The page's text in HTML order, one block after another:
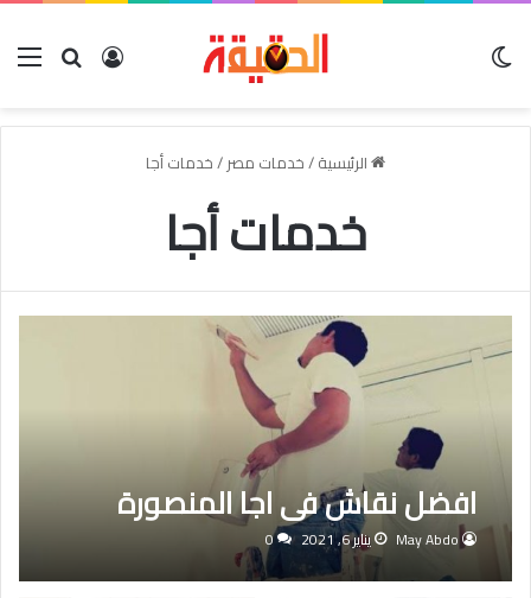
بحث عنتسجيل
الرئيسية/خدمات مصر/خدمات أجا
خدمات أجا
افضل نقاش فى اجا المنصورة
May Abdo يناير 6, 2021 0